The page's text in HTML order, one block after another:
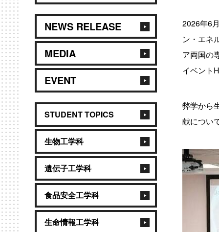
NEWS RELEASE
MEDIA
EVENT
STUDENT TOPICS
生物工学科
遺伝子工学科
食品安全工学科
生命情報工学科
2026年6
ン・エネ
ア両国の
イベント
弊学から
献につい